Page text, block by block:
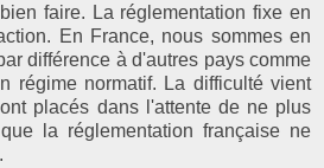
faire. La réglementation fixe en
En France, nous sommes en
différence à d'autres pays comme
régime normatif. La difficulté vient
placés dans l'attente de ne plus
la réglementation française ne